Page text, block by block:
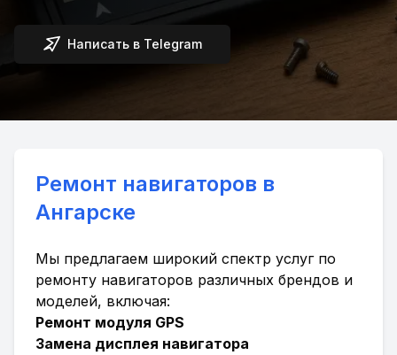
Написать в Telegram
Ремонт навигаторов в
Ангарске
Мы предлагаем широкий спектр услуг по
ремонту навигаторов различных брендов и
моделей, включая:
Ремонт модуля GPS
Замена дисплея навигатора